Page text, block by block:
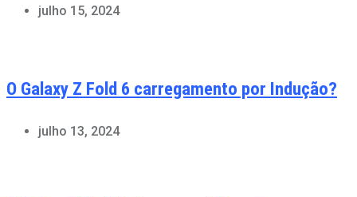
julho 15, 2024
O Galaxy Z Fold 6 carregamento por Indução?
julho 13, 2024